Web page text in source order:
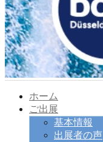
ホーム
ご出展
基本情報
出展者の声